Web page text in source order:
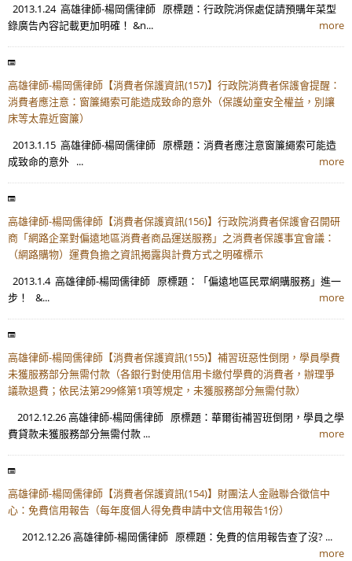
2013.1.24 高雄律師-楊岡儒律師 原標題：行政院消保處促請預購年菜型
錄廣告內容記載更加明確！ &n...
more
高雄律師-楊岡儒律師【消費者保護資訊(157)】行政院消費者保護會提醒：
消費者應注意：窗簾繩索可能造成致命的意外（保護幼童安全權益，別讓
床等太靠近窗簾）
2013.1.15 高雄律師-楊岡儒律師 原標題：消費者應注意窗簾繩索可能造
成致命的意外 ...
more
高雄律師-楊岡儒律師【消費者保護資訊(156)】行政院消費者保護會召開研
商「網路企業對偏遠地區消費者商品運送服務」之消費者保護事宜會議：
（網路購物）運費負擔之資訊揭露與計費方式之明確標示
2013.1.4 高雄律師-楊岡儒律師 原標題：「偏遠地區民眾網購服務」進一
步！ &...
more
高雄律師-楊岡儒律師【消費者保護資訊(155)】補習班惡性倒閉，學員學費
未獲服務部分無需付款（各銀行對使用信用卡繳付學費的消費者，辦理爭
議款退費；依民法第299條第1項等規定，未獲服務部分無需付款）
2012.12.26 高雄律師-楊岡儒律師 原標題：華爾街補習班倒閉，學員之學
費貸款未獲服務部分無需付款 ...
more
高雄律師-楊岡儒律師【消費者保護資訊(154)】財團法人金融聯合徵信中
心：免費信用報告（每年度個人得免費申請中文信用報告1份）
2012.12.26 高雄律師-楊岡儒律師 原標題：免費的信用報告查了沒? ...
more